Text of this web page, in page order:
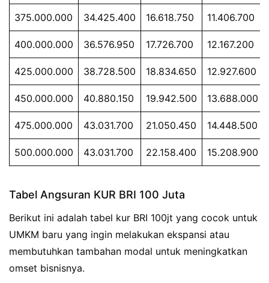
375.000.000 34.425.400 16.618.750 11.406.700
400.000.000 36.576.950 17.726.700 12.167.200
425.000.000 38.728.500 18.834.650 12.927.600
450.000.000 40.880.150 19.942.500 13.688.000
475.000.000 43.031.700 21.050.450 14.448.500
500.000.000 43.031.700 22.158.400 15.208.900
Tabel Angsuran KUR BRI 100 Juta
Berikut ini adalah tabel kur BRI 100jt yang cocok untuk
UMKM baru yang ingin melakukan ekspansi atau
membutuhkan tambahan modal untuk meningkatkan
omset bisnisnya.